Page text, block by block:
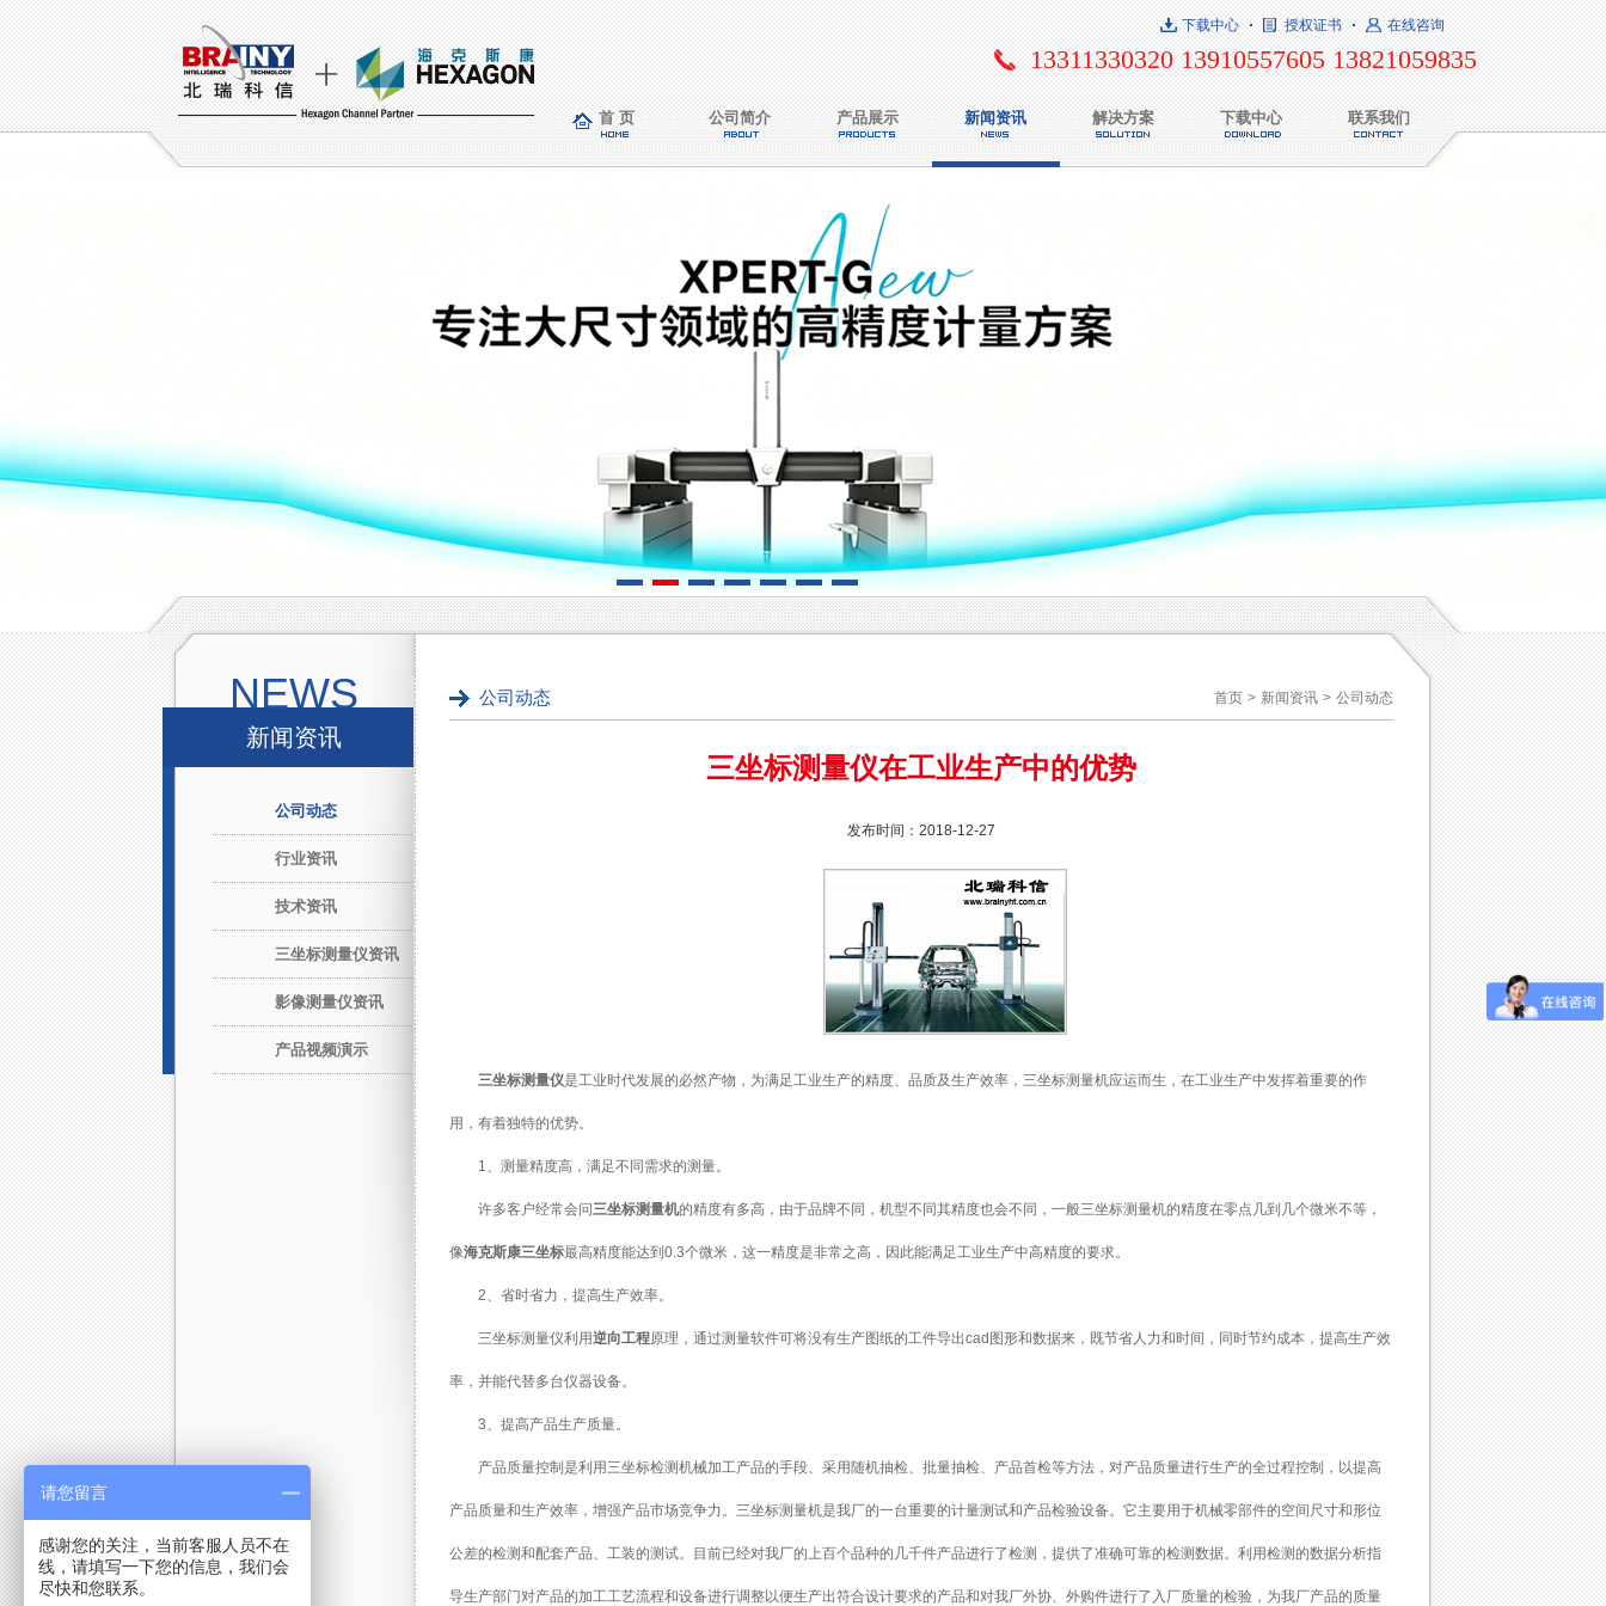
在线咨询
授权证书
下载中心
13311330320 13910557605 13821059835
首 页 公司简介 产品展示 新闻资讯 解决方案 下载中心 联系我们
NEWS
新闻资讯
公司动态
行业资讯
技术资讯
三坐标测量仪资讯
影像测量仪资讯
产品视频演示
首页 > 新闻资讯 > 公司动态
公司动态
三坐标测量仪在工业生产中的优势
发布时间：2018-12-27
三坐标测量仪是工业时代发展的必然产物，为满足工业生产的精度、品质及生产效率，三坐标测量机应运而生，在工业生产中发挥着重要的作
用，有着独特的优势。
1、测量精度高，满足不同需求的测量。
许多客户经常会问三坐标测量机的精度有多高，由于品牌不同，机型不同其精度也会不同，一般三坐标测量机的精度在零点几到几个微米不等，
像海克斯康三坐标最高精度能达到0.3个微米，这一精度是非常之高，因此能满足工业生产中高精度的要求。
2、省时省力，提高生产效率。
三坐标测量仪利用逆向工程原理，通过测量软件可将没有生产图纸的工件导出cad图形和数据来，既节省人力和时间，同时节约成本，提高生产效
率，并能代替多台仪器设备。
3、提高产品生产质量。
产品质量控制是利用三坐标检测机械加工产品的手段、采用随机抽检、批量抽检、产品首检等方法，对产品质量进行生产的全过程控制，以提高
产品质量和生产效率，增强产品市场竞争力。三坐标测量机是我厂的一台重要的计量测试和产品检验设备。它主要用于机械零部件的空间尺寸和形位
公差的检测和配套产品、工装的测试。目前已经对我厂的上百个品种的几千件产品进行了检测，提供了准确可靠的检测数据。利用检测的数据分析指
导生产部门对产品的加工工艺流程和设备进行调整以便生产出符合设计要求的产品和对我厂外协、外购件进行了入厂质量的检验，为我厂产品的质量
请您留言
感谢您的关注，当前客服人员不在
线，请填写一下您的信息，我们会
尽快和您联系。